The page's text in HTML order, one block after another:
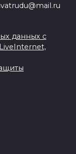
данных с